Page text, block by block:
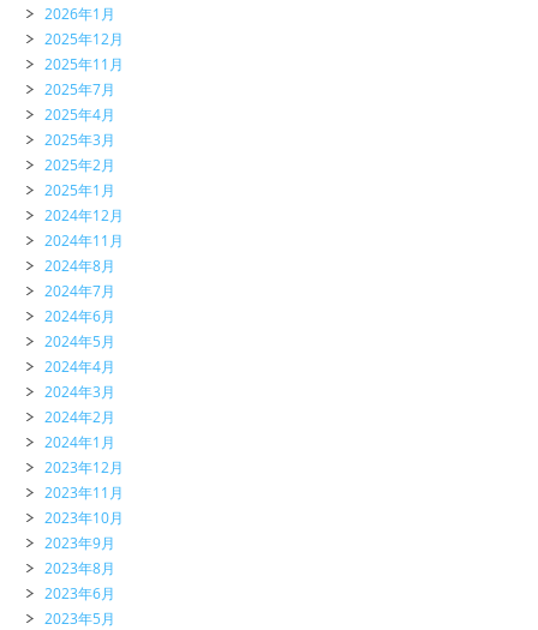
2026年1月
2025年12月
2025年11月
2025年7月
2025年4月
2025年3月
2025年2月
2025年1月
2024年12月
2024年11月
2024年8月
2024年7月
2024年6月
2024年5月
2024年4月
2024年3月
2024年2月
2024年1月
2023年12月
2023年11月
2023年10月
2023年9月
2023年8月
2023年6月
2023年5月